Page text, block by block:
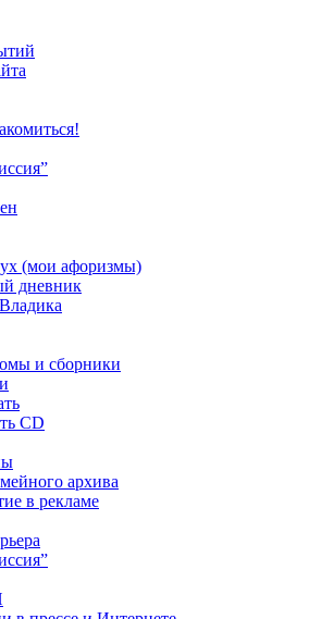
(мои афоризмы)
дневник
и сборники
CD
архива
в рекламе